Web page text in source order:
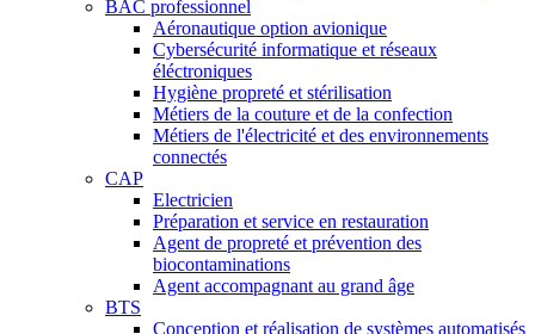
BAC professionnel
Aéronautique option avionique
Cybersécurité informatique et réseaux
éléctroniques
Hygiène propreté et stérilisation
Métiers de la couture et de la confection
Métiers de l'électricité et des environnements
connectés
CAP
Electricien
Préparation et service en restauration
Agent de propreté et prévention des
biocontaminations
Agent accompagnant au grand âge
BTS
Conception et réalisation de systèmes automatisés